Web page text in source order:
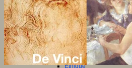
Ruralité
Territoires et projets
Tiers lieux
Villes
Vivre ensemble
Citoyenneté
Culture européenne
Démocratie
Egalité Hommes/Femmes
Ethique